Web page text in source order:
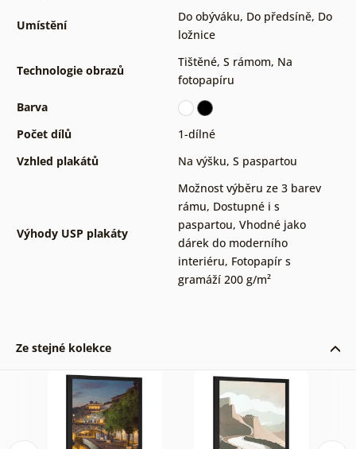
Umístění
Do obýváku, Do předsíně, Do
ložnice
Technologie obrazů
Tištěné, S rámom, Na
fotopapíru
Barva
Počet dílů
1-dílné
Vzhled plakátů
Na výšku, S paspartou
Výhody USP plakáty
Možnost výběru ze 3 barev
rámu, Dostupné i s
paspartou, Vhodné jako
dárek do moderního
interiéru, Fotopapír s
gramáží 200 g/m²
Ze stejné kolekce